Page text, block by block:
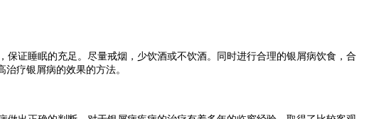
证睡眠的充足。尽量戒烟，少饮酒或不饮酒。同时进行合理的银屑病饮食，合
疗银屑病的效果的方法。